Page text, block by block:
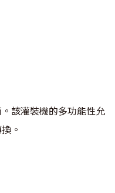
該灌裝機的多功能性允
。